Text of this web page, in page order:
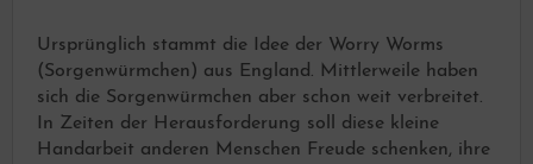
Ursprünglich stammt die Idee der Worry Worms
(Sorgenwürmchen) aus England. Mittlerweile haben
sich die Sorgenwürmchen aber schon weit verbreitet.
In Zeiten der Herausforderung soll diese kleine
Handarbeit anderen Menschen Freude schenken, ihre